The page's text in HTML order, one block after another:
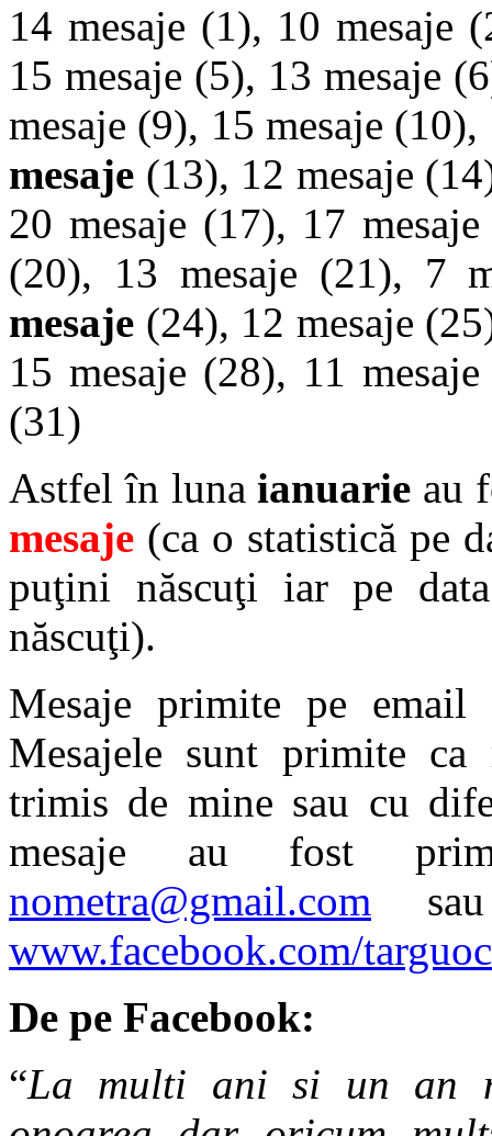
14 mesaje (1), 10 mesaje
15 mesaje (5), 13 mesaje
mesaje (9), 15 mesaje
mesaje (13), 12 mesaje
20 mesaje (17), 17
(20), 13 mesaje (21), 7
mesaje (24), 12 mesaje
15 mesaje (28), 11
(31)
Astfel în luna ianuarie au
mesaje (ca o statistică pe
puţini născuţi iar pe
născuţi).
Mesaje primite pe
Mesajele sunt primite
trimis de mine sau cu
mesaje au fost
nometra@gmail.com
www.facebook.com/
De pe Facebook:
“La multi ani si un an